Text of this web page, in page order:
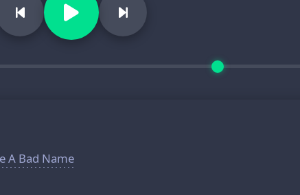
A Bad Name